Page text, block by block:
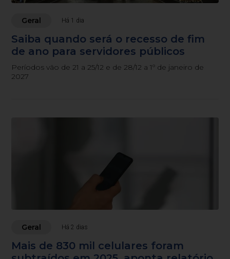
Geral Há 1 dia
Saiba quando será o recesso de fim
de ano para servidores públicos
Períodos vão de 21 a 25/12 e de 28/12 a 1º de janeiro de
2027
Geral Há 2 dias
Mais de 830 mil celulares foram